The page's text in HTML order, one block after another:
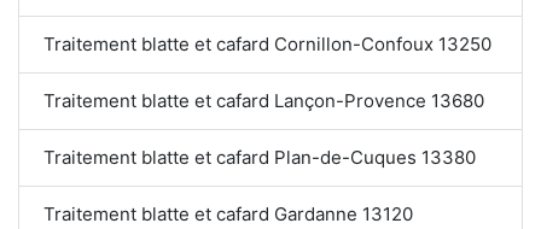
Traitement blatte et cafard Cornillon-Confoux 13250
Traitement blatte et cafard Lançon-Provence 13680
Traitement blatte et cafard Plan-de-Cuques 13380
Traitement blatte et cafard Gardanne 13120